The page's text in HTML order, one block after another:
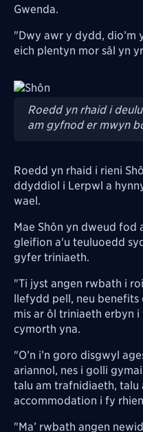
Gwenda.
"Dwy awr y dydd, dio’m
eich plentyn mor sâl yn
Image
Roedd yn rhaid i
am gyfnod er mwyn
Roedd yn rhaid i rieni
ddyddiol i Lerpwl a
wael.
Mae Shôn yn dweud
gleifion a'u teuluoedd
gyfer triniaeth.
"Ti jyst angen rwbath i
llefydd pell, neu
mis ar ôl triniaeth erbyn
cymorth yna.
"O’n i’n goro disgwyl
ariannol, nes i golli
talu am trafnidiaeth, talu
accommodation i fy
"Ma’ rwbath angen